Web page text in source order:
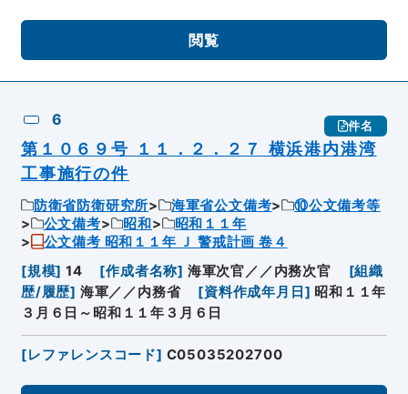
閲覧
6 件名
第１０６９号 １１．２．２７ 横浜港内港湾
工事施行の件
防衛省防衛研究所 海軍省公文備考
⑩公文備考等
公文備考
昭和
昭和１１年
公文備考 昭和１１年 Ｊ 警戒計画 卷４
[規模] 14 [作成者名称] 海軍次官／／内務次官 [組織
歴/履歴] 海軍／／内務省 [資料作成年月日 ] 昭和１１年
３月６日～昭和１１年３月６日
[レファレンスコード] C05035202700